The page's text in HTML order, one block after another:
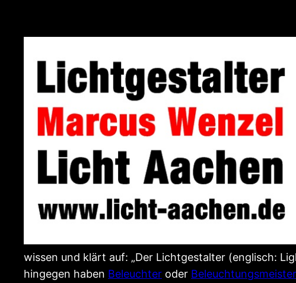
wissen und klärt auf: „Der Lichtgestalter (englisch:
hingegen haben Beleuchter oder Beleuchtungsmeister